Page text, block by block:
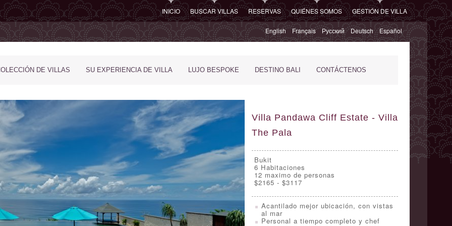
INICIO BUSCAR VILLAS RESERVAS QUIÉNES SOMOS GESTIÓN DE VILLA
English Français Русский Deutsch Español
DE VILLAS SU EXPERIENCIA DE VILLA LUJO BESPOKE DESTINO BALI CONTÁCTENOS
Villa Pandawa Cliff Estate - Villa
The Pala
Bukit
6 Habitaciones
12 maximo de personas
$2165 - $3117
Acantilado mejor ubicación, con vistas
al mar
Personal a tiempo completo y chef